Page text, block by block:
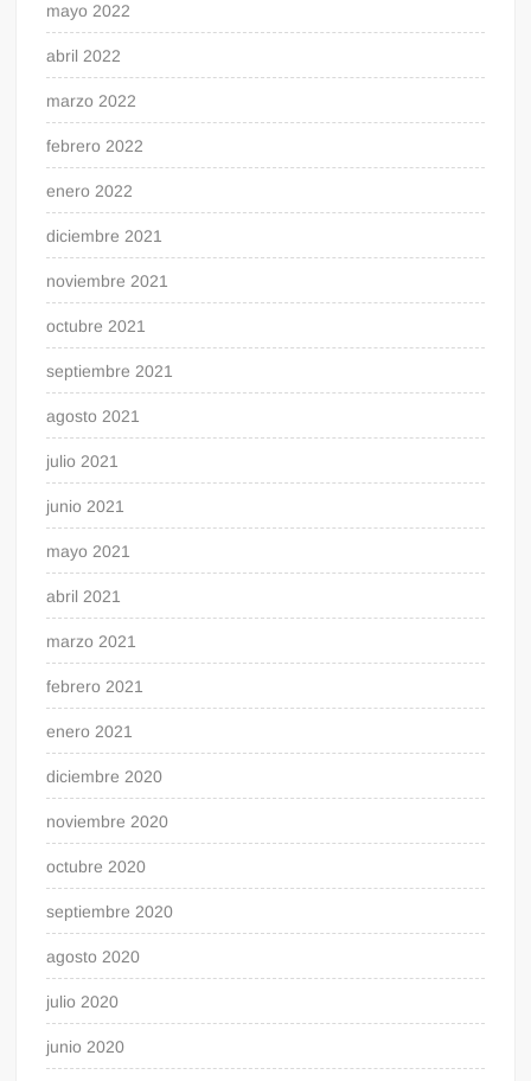
mayo 2022
abril 2022
marzo 2022
febrero 2022
enero 2022
diciembre 2021
noviembre 2021
octubre 2021
septiembre 2021
agosto 2021
julio 2021
junio 2021
mayo 2021
abril 2021
marzo 2021
febrero 2021
enero 2021
diciembre 2020
noviembre 2020
octubre 2020
septiembre 2020
agosto 2020
julio 2020
junio 2020